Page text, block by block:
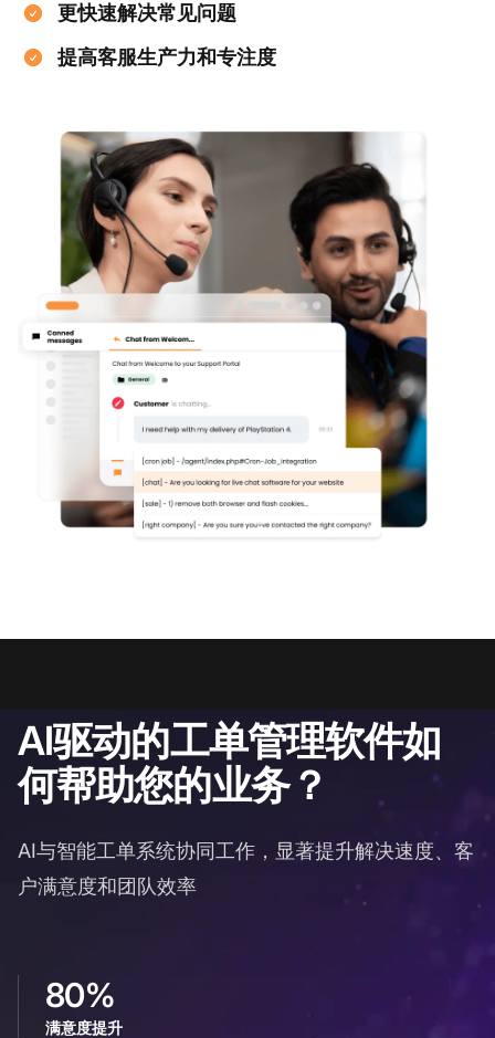
更快速解决常见问题
提高客服生产力和专注度
AI驱动的工单管理软件如
何帮助您的业务？
AI与智能工单系统协同工作，显著提升解决速度、客
户满意度和团队效率
满意度提升
80%